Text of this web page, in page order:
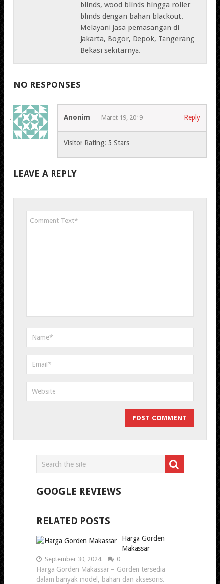
blinds, wood blinds hingga roller
blinds dengan bahan blackout.
Melayani jasa pemasangan di
Jakarta, Bogor, Depok, Tangerang
Bekasi sekitarnya.
NO RESPONSES
Anonim Maret 19, 2019 Reply
Visitor Rating: 5 Stars
LEAVE A REPLY
GOOGLE REVIEWS
RELATED POSTS
Harga Gorden
Makassar
September 30, 2024 0
Harga Gorden Makassar – Gorden tersedia
dalam banyak model, bahan dan aksesoris.